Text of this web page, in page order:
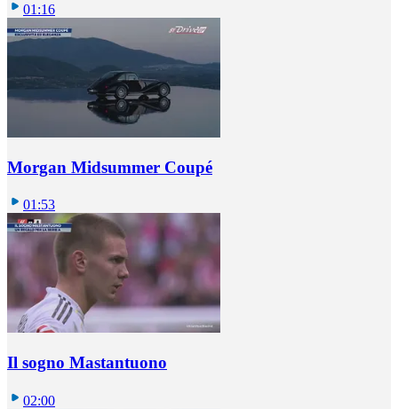
01:16
Morgan Midsummer Coupé
01:53
Il sogno Mastantuono
02:00